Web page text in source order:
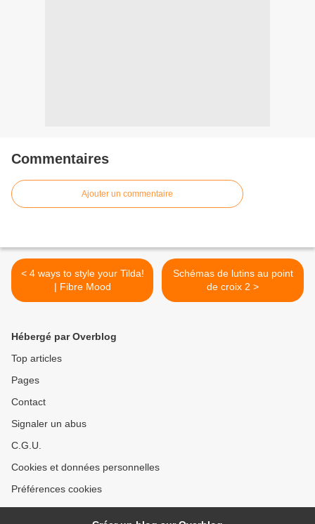
Commentaires
Ajouter un commentaire
< 4 ways to style your Tilda!
| Fibre Mood
Schémas de lutins au point
de croix 2 >
Hébergé par Overblog
Top articles
Pages
Contact
Signaler un abus
C.G.U.
Cookies et données personnelles
Préférences cookies